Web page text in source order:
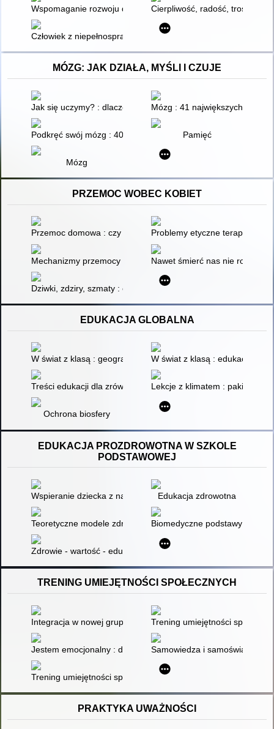
Wspomaganie rozwoju dzieci z zespołem Downa : teoria i
Cierpliwość, radość, troska :
Człowiek z niepełnosprawnością intelektualną : praca
MÓZG: JAK DZIAŁA, MYŚLI I CZUJE
Jak się uczymy? : dlaczego mózgi uczą się lepiej niż
Mózg : 41 największych mitów
Podkręć swój mózg : 40 przepisów i ponad 60 superproduktów
Pamięć
Mózg
PRZEMOC WOBEC KOBIET
Przemoc domowa : czy można wybaczyć i być razem?
Problemy etyczne terapii par z
Mechanizmy przemocy w rodzinie : z pokolenia na pokolenie
Nawet śmierć nas nie rozłączy
Dziwki, zdziry, szmaty : opowieści o slut-shamingu
EDUKACJA GLOBALNA
W świat z klasą : geografia : edukacja globalna na zajęciach
W świat z klasą : edukacja
Treści edukacji dla zrównoważonego rozwoju - perspektywa
Lekcje z klimatem : pakiet
Ochrona biosfery
EDUKACJA PROZDROWOTNA W SZKOLE
PODSTAWOWEJ
Wspieranie dziecka z nadwagą i otyłością w społeczności
Edukacja zdrowotna
Teoretyczne modele zdrowia jako podstawa planowania i
Biomedyczne podstawy
Zdrowie - wartość - edukacja
TRENING UMIEJĘTNOŚCI SPOŁECZNYCH
Integracja w nowej grupie przed wakacjami : adaptacyjne
Trening umiejętności
Jestem emocjonalny : drugie zajęcia Treningu Umiejętności
Samowiedza i
Trening umiejętności społecznych dla dzieci i młodzieży z
PRAKTYKA UWAŻNOŚCI